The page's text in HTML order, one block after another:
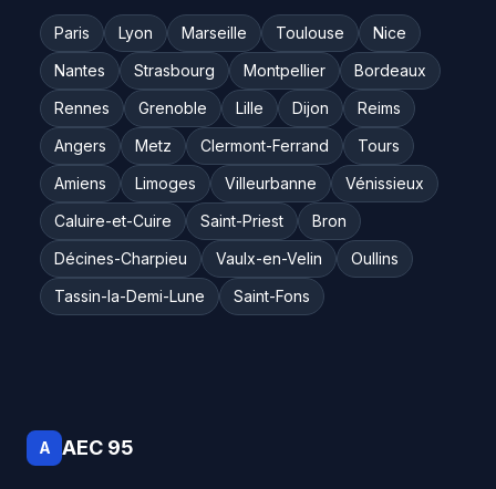
Paris Lyon Marseille Toulouse
Nice
Nantes
Strasbourg Montpellier
Bordeaux
Rennes
Grenoble Lille Dijon
Reims
Angers
Metz Clermont-Ferrand
Tours
Amiens
Limoges Villeurbanne
Vénissieux
Caluire-et-Cuire
Saint-Priest
Bron
Décines-Charpieu
Vaulx-en-Velin
Oullins
Tassin-la-Demi-Lune
Saint-Fons
A AEC 95